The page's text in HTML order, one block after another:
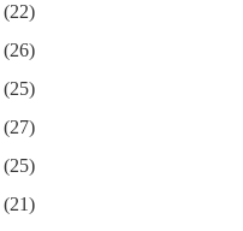
(22)
(26)
(25)
(27)
(25)
(21)